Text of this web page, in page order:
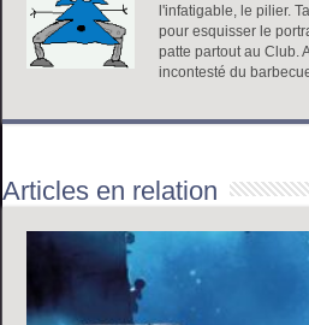
l'infatigable, le pilier.
pour esquisser le
patte partout au Club.
incontesté du
Articles en relation